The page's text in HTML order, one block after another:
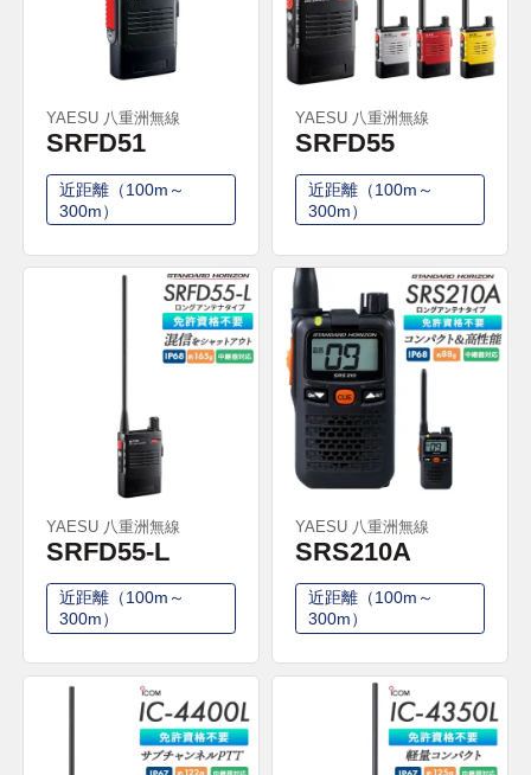
YAESU 八重洲無線
SRFD51
近距離（100m～
300m）
YAESU 八重洲無線
SRFD55
近距離（100m～
300m）
YAESU 八重洲無線
SRFD55-L
近距離（100m～
300m）
YAESU 八重洲無線
SRS210A
近距離（100m～
300m）